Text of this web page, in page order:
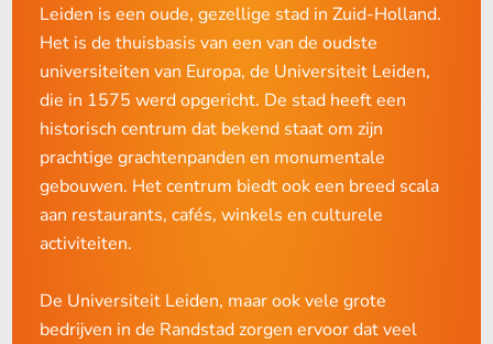
Leiden is een oude, gezellige stad in Zuid-Holland.
Het is de thuisbasis van een van de oudste
universiteiten van Europa, de Universiteit Leiden,
die in 1575 werd opgericht. De stad heeft een
historisch centrum dat bekend staat om zijn
prachtige grachtenpanden en monumentale
gebouwen. Het centrum biedt ook een breed scala
aan restaurants, cafés, winkels en culturele
activiteiten.
De Universiteit Leiden, maar ook vele grote
bedrijven in de Randstad zorgen ervoor dat veel